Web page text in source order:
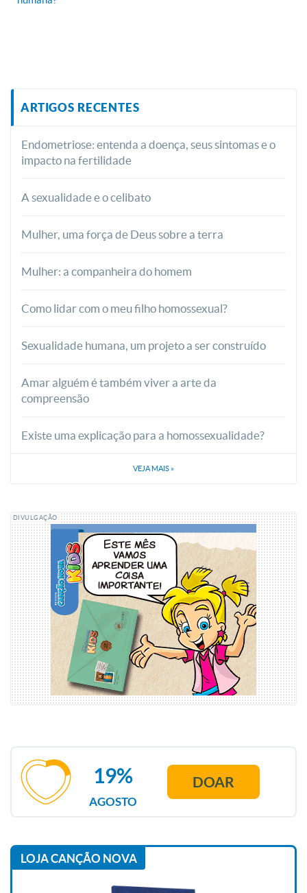
ARTIGOS RECENTES
Endometriose: entenda a doença, seus sintomas e o
impacto na fertilidade
A sexualidade e o celibato
Mulher, uma força de Deus sobre a terra
Mulher: a companheira do homem
Como lidar com o meu filho homossexual?
Sexualidade humana, um projeto a ser construído
Amar alguém é também viver a arte da
compreensão
Existe uma explicação para a homossexualidade?
VEJA MAIS »
DIVULGAÇÃO
AGOSTO
19% DOAR
LOJA CANÇÃO NOVA